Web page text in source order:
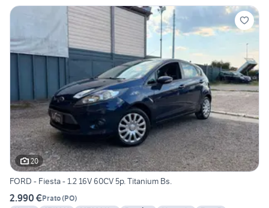
20
FORD - Fiesta - 1.2 16V 60CV 5p. Titanium Bs.
2.990 €Prato(PO)